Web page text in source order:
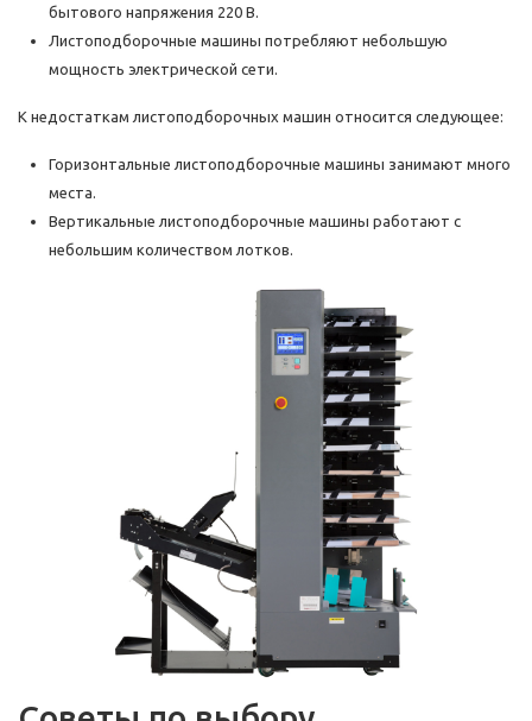
бытового напряжения 220 В.
Листоподборочные машины потребляют небольшую
мощность электрической сети.
К недостаткам листоподборочных машин относится следующее:
Горизонтальные листоподборочные машины занимают много
места.
Вертикальные листоподборочные машины работают с
небольшим количеством лотков.